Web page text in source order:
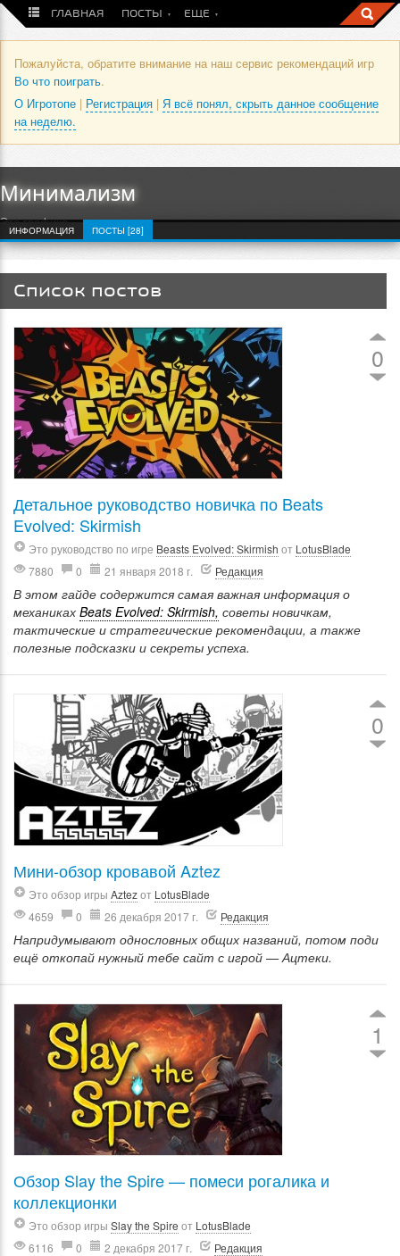
ГЛАВНАЯ ПОСТЫ ЕЩЕ
Пожалуйста, обратите внимание на наш сервис рекомендаций игр
Во что поиграть.
О Игротопе | Регистрация | Я всё понял, скрыть данное сообщение
на неделю.
Минимализм
Это графика
ИНФОРМАЦИЯ ПОСТЫ [28]
Список постов
0
Детальное руководство новичка по Beats
Evolved: Skirmish
Это руководство по игре Beasts Evolved: Skirmish от LotusBlade
7880
0 21 января 2018 г. Редакция
В этом гайде содержится самая важная информация о
механиках Beats Evolved: Skirmish, советы новичкам,
тактические и стратегические рекомендации, а также
полезные подсказки и секреты успеха.
0
Мини-обзор кровавой Aztez
Это обзор игры Aztezот LotusBlade
4659
0 26 декабря 2017 г. Редакция
Напридумывают однословных общих названий, потом поди
ещё откопай нужный тебе сайт с игрой — Ацтеки.
1
Обзор Slay the Spire — помеси рогалика и
коллекционки
Это обзор игры Slay the Spire от LotusBlade
6116
0 2 декабря 2017 г. Редакция